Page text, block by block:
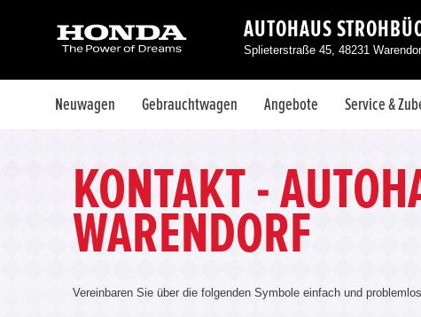
AUTOHAUS
Splieterstraße 45, 48231
Neuwagen Gebrauchtwagen Angebote Service &
KONTAKT -
WARENDORF
Vereinbaren Sie über die folgenden Symbole einfach und